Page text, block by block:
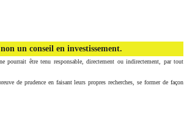
un conseil en investissement.
pourrait être tenu responsable, directement ou indirectement, par tout
de prudence en faisant leurs propres recherches, se former de façon